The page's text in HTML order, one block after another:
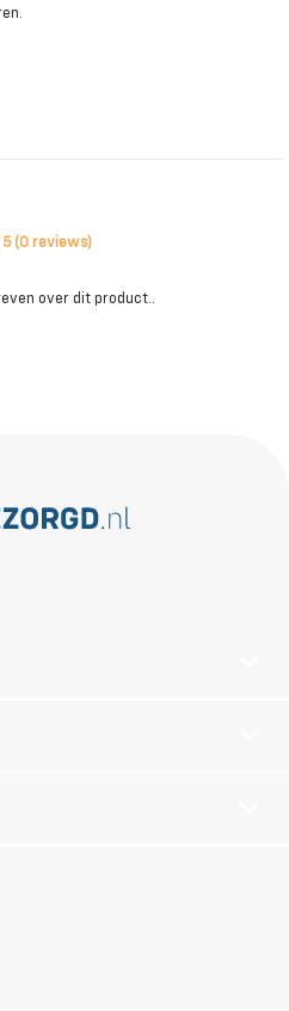
5 (0 reviews)
over dit product..